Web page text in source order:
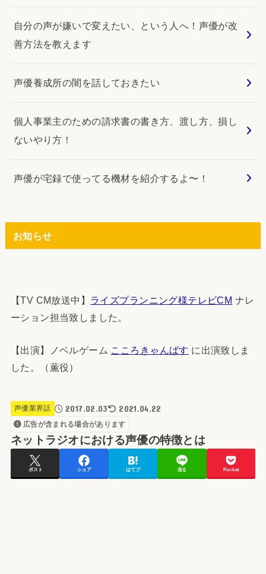
自分の声が嫌いで変えたい、という人へ！声優が改
善方法を教えます
声優養成所の闇を話しておきたい
個人事業主のための請求書の書き方、渡し方、損し
ないやり方！
声優が宅録で使ってる機材を紹介するよ〜！
お知らせ
【TV CM放送中】 ライズプランニング様テレビCM ナレ
ーション担当致しました。
【出演】ノベルゲーム こころきゃんばす に出演致しま
した。（薫役）
声優業界話 2017.02.03 2021.04.22
広告が含まれる場合があります
ネットラジオにおける声優の特徴とは
ポスト シェア はてブ 送る Pocket